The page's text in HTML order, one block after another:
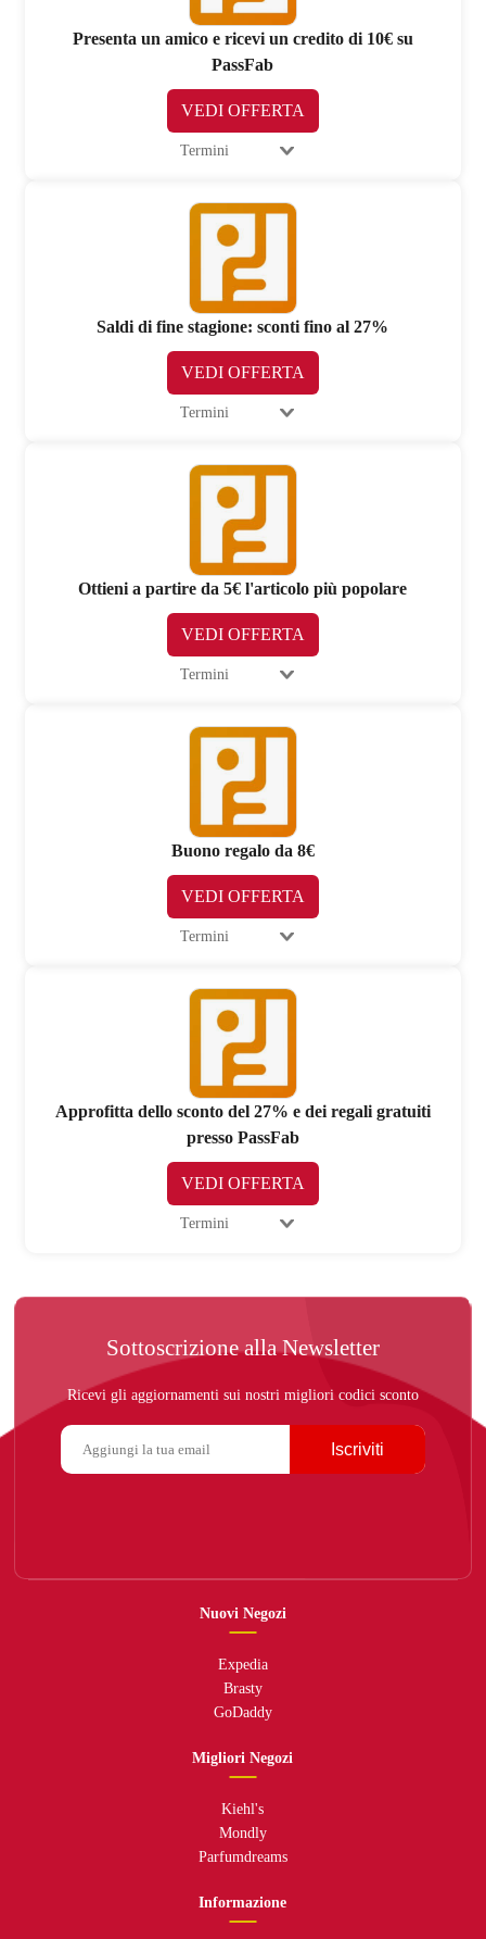
Presenta un amico e ricevi un credito di 10€ su
PassFab
VEDI OFFERTA
Termini
Saldi di fine stagione: sconti fino al 27%
VEDI OFFERTA
Termini
Ottieni a partire da 5€ l'articolo più popolare
VEDI OFFERTA
Termini
Buono regalo da 8€
VEDI OFFERTA
Termini
Approfitta dello sconto del 27% e dei regali gratuiti
presso PassFab
VEDI OFFERTA
Termini
Sottoscrizione alla Newsletter
Ricevi gli aggiornamenti sui nostri migliori codici sconto
Iscriviti
Nuovi Negozi
Expedia
Brasty
GoDaddy
Migliori Negozi
Kiehl's
Mondly
Parfumdreams
Informazione